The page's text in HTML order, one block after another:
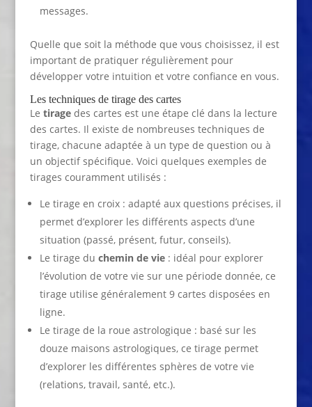
messages.
Quelle que soit la méthode que vous choisissez, il est
important de pratiquer régulièrement pour
développer votre intuition et votre confiance en vous.
Les techniques de tirage des cartes
Le tiragedes cartes est une étape clé dans la lecture
des cartes. Il existe de nombreuses techniques de
tirage, chacune adaptée à un type de question ou à
un objectif spécifique. Voici quelques exemples de
tirages couramment utilisés :
Le tirage en croix : adapté aux questions précises, il
permet d’explorer les différents aspects d’une
situation (passé, présent, futur, conseils).
Le tirage du chemin de vie: idéal pour explorer
l’évolution de votre vie sur une période donnée, ce
tirage utilise généralement 9 cartes disposées en
ligne.
Le tirage de la roue astrologique : basé sur les
douze maisons astrologiques, ce tirage permet
d’explorer les différentes sphères de votre vie
(relations, travail, santé, etc.).